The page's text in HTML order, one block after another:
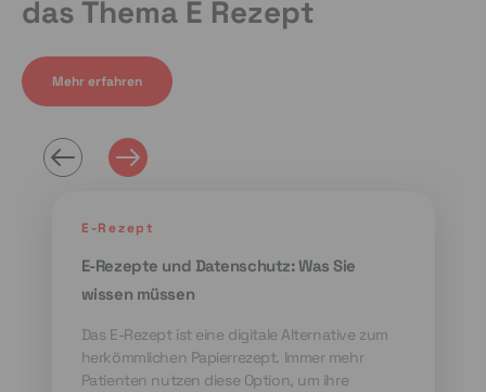
das Thema E Rezept
Mehr erfahren
E-Rezept
E-Rezepte und Datenschutz: Was Sie
wissen müssen
Das E-Rezept ist eine digitale Alternative zum
herkömmlichen Papierrezept. Immer mehr
Patienten nutzen diese Option, um ihre